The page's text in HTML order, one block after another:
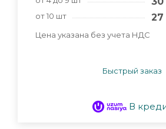
от 10 шт 27
Цена указана без учета НДС
Быстрый заказ
В